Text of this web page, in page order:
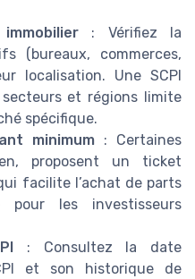
: Vérifiez la
(bureaux, commerces,
localisation. Une SCPI
et régions limite
spécifique.
minimum : Certaines
proposent un ticket
facilite l’achat de parts
les investisseurs
: Consultez la date
et son historique de